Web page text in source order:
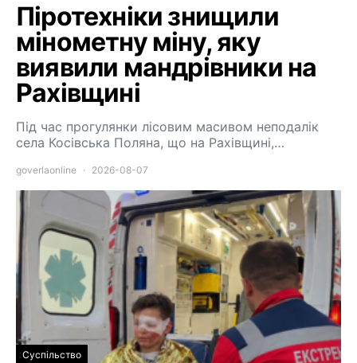
Піротехніки знищили
мінометну міну, яку
виявили мандрівники на
Рахівщині
Під час прогулянки лісовим масивом неподалік
села Косівська Поляна, що на Рахівщині,…
goverlaonline 2026-08-07
Суспільство